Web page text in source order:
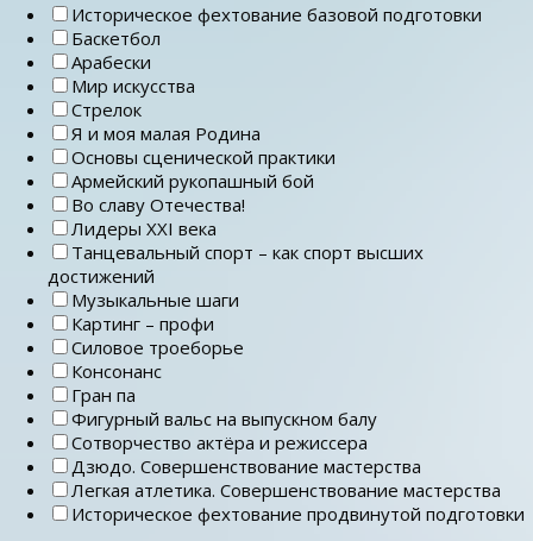
Историческое фехтование базовой подготовки
Баскетбол
Арабески
Мир искусства
Стрелок
Я и моя малая Родина
Основы сценической практики
Армейский рукопашный бой
Во славу Отечества!
Лидеры ХХI века
Танцевальный спорт – как спорт высших
достижений
Музыкальные шаги
Картинг – профи
Силовое троеборье
Консонанс
Гран па
Фигурный вальс на выпускном балу
Сотворчество актёра и режиссера
Дзюдо. Совершенствование мастерства
Легкая атлетика. Совершенствование мастерства
Историческое фехтование продвинутой подготовки